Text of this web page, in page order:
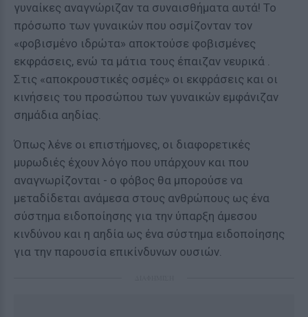
γυναίκες αναγνώριζαν τα συναισθήματα αυτά! Το
πρόσωπο των γυναικών που οσμίζονταν τον
«φοβισμένο ιδρώτα» αποκτούσε φοβισμένες
εκφράσεις, ενώ τα μάτια τους έπαιζαν νευρικά .
Στις «αποκρουστικές οσμές» οι εκφράσεις και οι
κινήσεις του προσώπου των γυναικών εμφάνιζαν
σημάδια αηδίας.
Όπως λένε οι επιστήμονες, οι διαφορετικές
μυρωδιές έχουν λόγο που υπάρχουν και που
αναγνωρίζονται - ο φόβος θα μπορούσε να
μεταδίδεται ανάμεσα στους ανθρώπους ως ένα
σύστημα ειδοποίησης για την ύπαρξη άμεσου
κινδύνου και η αηδία ως ένα σύστημα ειδοποίησης
για την παρουσία επικίνδυνων ουσιών.